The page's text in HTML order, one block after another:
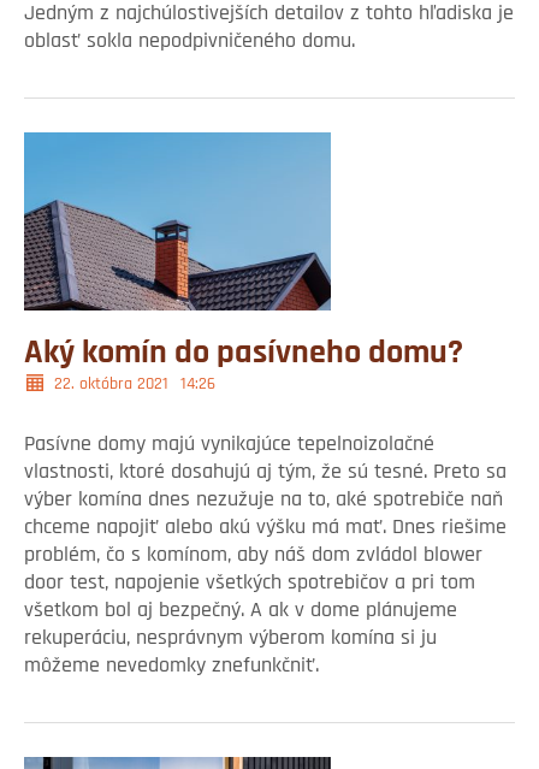
Jedným z najchúlostivejších detailov z tohto hľadiska je
oblasť sokla nepodpivničeného domu.
Aký komín do pasívneho domu?
22. októbra 2021 14:26
Pasívne domy majú vynikajúce tepelnoizolačné
vlastnosti, ktoré dosahujú aj tým, že sú tesné. Preto sa
výber komína dnes nezužuje na to, aké spotrebiče naň
chceme napojiť alebo akú výšku má mať. Dnes riešime
problém, čo s komínom, aby náš dom zvládol blower
door test, napojenie všetkých spotrebičov a pri tom
všetkom bol aj bezpečný. A ak v dome plánujeme
rekuperáciu, nesprávnym výberom komína si ju
môžeme nevedomky znefunkčniť.